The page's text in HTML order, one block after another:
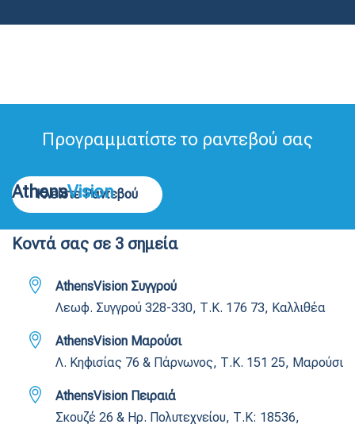
Προγραμματίστε το ραντεβού σας
Κλείστε Ραντεβού
AthensVision
Κοντά σας σε 3 σημεία
AthensVision Συγγρού
Λεωφ. Συγγρού 328-330, Τ.Κ. 176 73, Καλλιθέα
AthensVision Μαρούσι
Λ. Κηφισίας 76 & Πάρνωνος, Τ.Κ. 151 25, Μαρούσι
AthensVision Πειραιά
Σκουζέ 26 & Ηρ. Πολυτεχνείου, Τ.Κ: 18536,